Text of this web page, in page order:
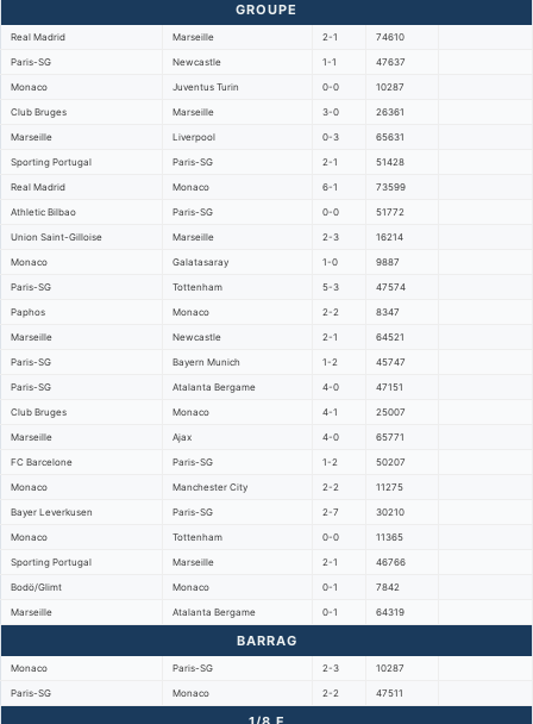
GROUPE
Real Madrid Marseille 2-1 74610
Paris-SG Newcastle 1-1 47637
Monaco Juventus Turin 0-0 10287
Club Bruges Marseille 3-0 26361
Marseille Liverpool 0-3 65631
Sporting Portugal Paris-SG 2-1 51428
Real Madrid Monaco 6-1 73599
Athletic Bilbao Paris-SG 0-0 51772
Union Saint-Gilloise Marseille 2-3 16214
Monaco Galatasaray 1-0 9887
Paris-SG Tottenham 5-3 47574
Paphos Monaco 2-2 8347
Marseille Newcastle 2-1 64521
Paris-SG Bayern Munich 1-2 45747
Paris-SG Atalanta Bergame 4-0 47151
Club Bruges Monaco 4-1 25007
Marseille Ajax 4-0 65771
FC Barcelone Paris-SG 1-2 50207
Monaco Manchester City 2-2 11275
Bayer Leverkusen Paris-SG 2-7 30210
Monaco Tottenham 0-0 11365
Sporting Portugal Marseille 2-1 46766
Bodö/Glimt Monaco 0-1 7842
Marseille Atalanta Bergame 0-1 64319
BARRAG
Monaco Paris-SG 2-3 10287
Paris-SG Monaco 2-2 47511